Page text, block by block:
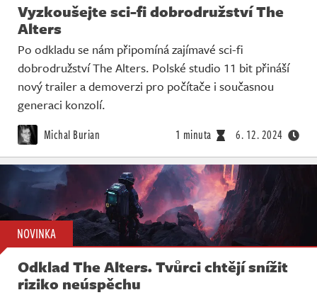
Vyzkoušejte sci-fi dobrodružství The
Alters
Po odkladu se nám připomíná zajímavé sci-fi
dobrodružství The Alters. Polské studio 11 bit přináší
nový trailer a demoverzi pro počítače i současnou
generaci konzolí.
Michal Burian 1 minuta 6. 12. 2024
NOVINKA
Odklad The Alters. Tvůrci chtějí snížit
riziko neúspěchu